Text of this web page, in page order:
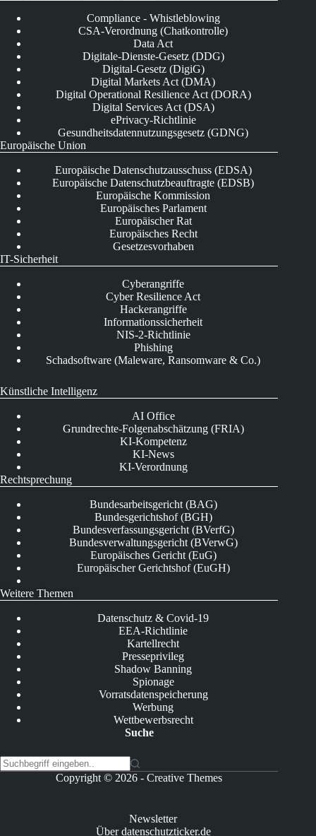
Compliance - Whistleblowing
CSA-Verordnung (Chatkontrolle)
Data Act
Digitale-Dienste-Gesetz (DDG)
Digital-Gesetz (DigiG)
Digital Markets Act (DMA)
Digital Operational Resilience Act (DORA)
Digital Services Act (DSA)
ePrivacy-Richtlinie
Gesundheitsdatennutzungsgesetz (GDNG)
Europäische Union
Europäische Datenschutzausschuss (EDSA)
Europäische Datenschutzbeauftragte (EDSB)
Europäische Kommission
Europäisches Parlament
Europäischer Rat
Europäisches Recht
Gesetzesvorhaben
IT-Sicherheit
Cyberangriffe
Cyber Resilience Act
Hackerangriffe
Informationssicherheit
NIS-2-Richtlinie
Phishing
Schadsoftware (Maleware, Ransomware & Co.)
Künstliche Intelligenz
AI Office
Grundrechte-Folgenabschätzung (FRIA)
KI-Kompetenz
KI-News
KI-Verordnung
Rechtsprechung
Bundesarbeitsgericht (BAG)
Bundesgerichtshof (BGH)
Bundesverfassungsgericht (BVerfG)
Bundesverwaltungsgericht (BVerwG)
Europäisches Gericht (EuG)
Europäischer Gerichtshof (EuGH)
Weitere Themen
Datenschutz & Covid-19
EEA-Richtlinie
Kartellrecht
Presseprivileg
Shadow Banning
Spionage
Vorratsdatenspeicherung
Werbung
Wettbewerbsrecht
Suche
Copyright © 2026 -Creative Themes
Newsletter
Über datenschutzticker.de